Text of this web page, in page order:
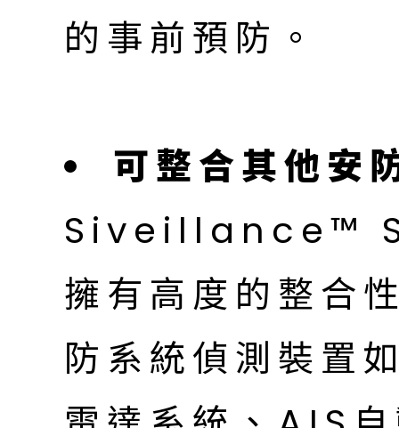
的事前預防。
可整合其他安
Siveillance™
擁有高度的整合
防系統偵測裝置